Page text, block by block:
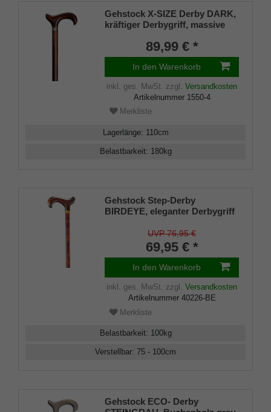
Gehstock X-SIZE Derby DARK,
kräftiger Derbygriff, massive
Stahlkern extra starken Halt,
inklusive Gummipuffer, 110 cm
89,99 € *
In den Warenkorb
inkl. ges. MwSt. zzgl. Versandkosten
Artikelnummer 1550-4
Merkliste
Lagerlänge: 110cm
Belastbarkeit: 180kg
Gehstock Step-Derby
BIRDEYE, eleganter Derbygriff
einen Stock aus stabilem
Leichtmetall, höhenverstellbar,
Gummipuffer.
UVP 76,95 €
69,95 € *
In den Warenkorb
inkl. ges. MwSt. zzgl. Versandkosten
Artikelnummer 40226-BE
Merkliste
Belastbarkeit: 100kg
Verstellbar: 75 - 100cm
Gehstock ECO- Derby